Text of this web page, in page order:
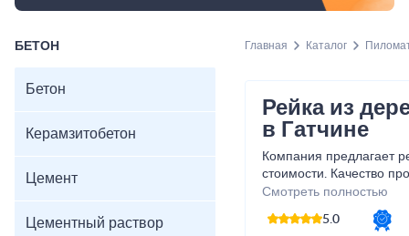
БЕТОН
Бетон
Керамзитобетон
Цемент
Цементный раствор
Главная Каталог
Рейка из
в Гатчине
Компания предлагает
стоимости. Качество
приобретения и
гарантированы. На
представлен широкий
Смотреть полностью
5.0